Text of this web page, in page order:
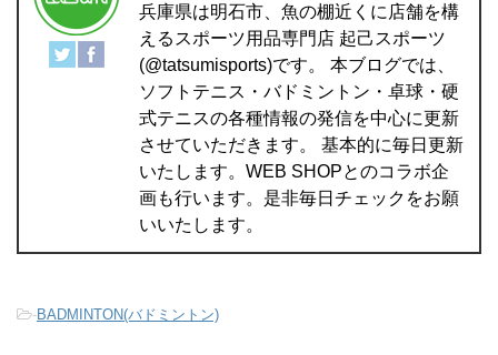
兵庫県は明石市、魚の棚近くに店舗を構
えるスポーツ用品専門店 起己スポーツ
(@tatsumisports)です。 本ブログでは、
ソフトテニス・バドミントン・卓球・硬
式テニスの各種情報の発信を中心に更新
させていただきます。 基本的に毎日更新
いたします。WEB SHOPとのコラボ企
画も行います。是非毎日チェックをお願
いいたします。
-BADMINTON(バドミントン)